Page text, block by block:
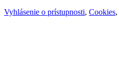
Vyhlásenie o prístupnosti, Cookies,